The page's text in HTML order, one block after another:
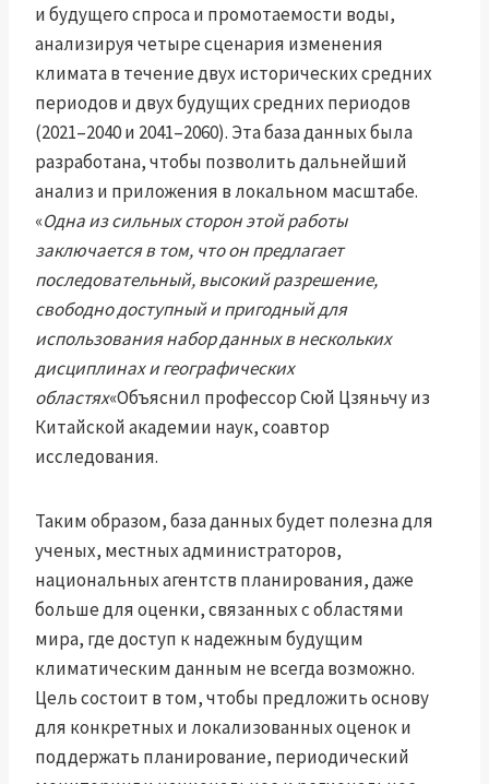
и будущего спроса и промотаемости воды,
анализируя четыре сценария изменения
климата в течение двух исторических средних
периодов и двух будущих средних периодов
(2021–2040 и 2041–2060). Эта база данных была
разработана, чтобы позволить дальнейший
анализ и приложения в локальном масштабе.
«Одна из сильных сторон этой работы
заключается в том, что он предлагает
последовательный, высокий разрешение,
свободно доступный и пригодный для
использования набор данных в нескольких
дисциплинах и географических
областях«Объяснил профессор Сюй Цзяньчу из
Китайской академии наук, соавтор
исследования.
Таким образом, база данных будет полезна для
ученых, местных администраторов,
национальных агентств планирования, даже
больше для оценки, связанных с областями
мира, где доступ к надежным будущим
климатическим данным не всегда возможно.
Цель состоит в том, чтобы предложить основу
для конкретных и локализованных оценок и
поддержать планирование, периодический